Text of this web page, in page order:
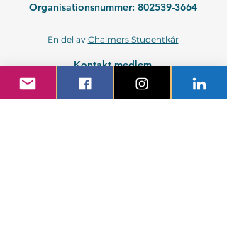
Organisationsnummer: 802539-3664
En del av Chalmers Studentkår
Kontakt medlem
Kontakt företag